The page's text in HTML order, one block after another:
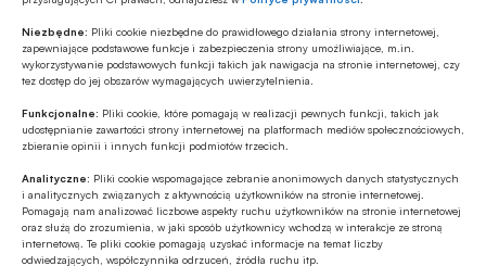
Niezbędne: Pliki cookie niezbędne do prawidłowego działania strony internetowej,
zapewniające podstawowe funkcje i zabezpieczenia strony umożliwiające, m.in.
wykorzystywanie podstawowych funkcji takich jak nawigacja na stronie internetowej, czy
tez dostęp do jej obszarów wymagających uwierzytelnienia.
Funkcjonalne: Pliki cookie, które pomagają w realizacji pewnych funkcji, takich jak
udostępnianie zawartości strony internetowej na platformach mediów społecznościowych,
zbieranie opinii i innych funkcji podmiotów trzecich.
Analityczne: Pliki cookie wspomagające zebranie anonimowych danych statystycznych
i analitycznych związanych z aktywnością użytkowników na stronie internetowej.
Pomagają nam analizować liczbowe aspekty ruchu użytkowników na stronie internetowej
oraz służą do zrozumienia, w jaki sposób użytkownicy wchodzą w interakcje ze stroną
internetową. Te pliki cookie pomagają uzyskać informacje na temat liczby
odwiedzających, współczynnika odrzuceń, źródła ruchu itp.
Udostępnij
Tagi